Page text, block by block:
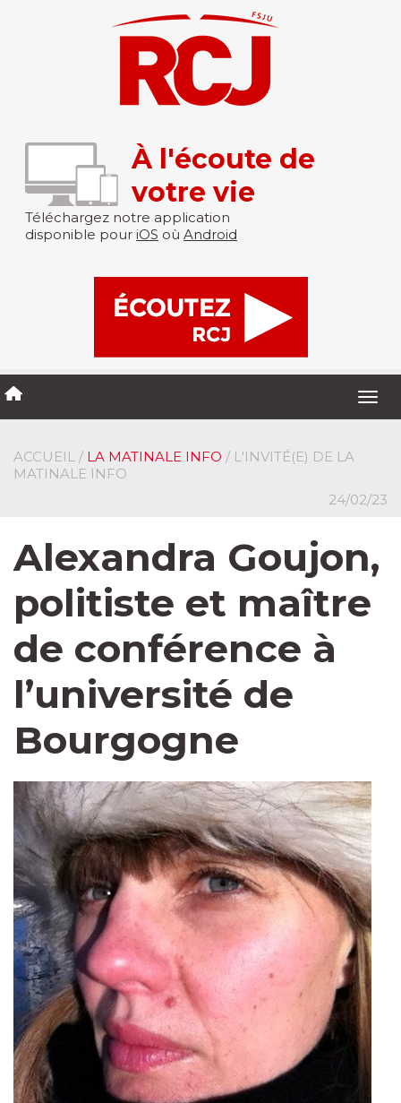
À l'écoute de
votre vie
Téléchargez notre application
disponible pour iOS où Android
ACCUEIL / LA MATINALE INFO / L'INVITÉ(E) DE LA
MATINALE INFO
24/02/23
Alexandra Goujon,
politiste et maître
de conférence à
l’université de
Bourgogne